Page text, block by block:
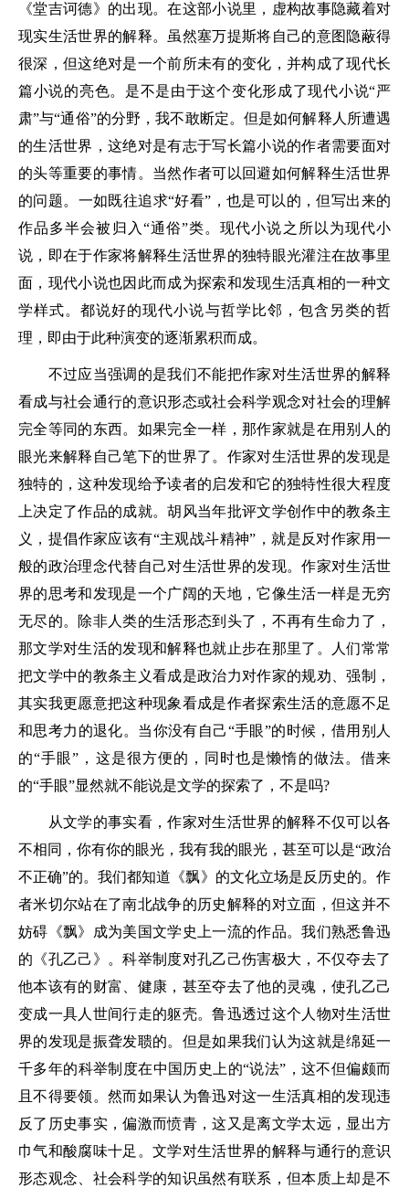
《堂吉诃德》的出现。在这部小说里，虚构故事隐藏着对
现实生活世界的解释。虽然塞万提斯将自己的意图隐蔽得
很深，但这绝对是一个前所未有的变化，并构成了现代长
篇小说的亮色。是不是由于这个变化形成了现代小说“严
肃”与“通俗”的分野，我不敢断定。但是如何解释人所遭遇
的生活世界，这绝对是有志于写长篇小说的作者需要面对
的头等重要的事情。当然作者可以回避如何解释生活世界
的问题。一如既往追求“好看”，也是可以的，但写出来的
作品多半会被归入“通俗”类。现代小说之所以为现代小
说，即在于作家将解释生活世界的独特眼光灌注在故事里
面，现代小说也因此而成为探索和发现生活真相的一种文
学样式。都说好的现代小说与哲学比邻，包含另类的哲
理，即由于此种演变的逐渐累积而成。
不过应当强调的是我们不能把作家对生活世界的解释
看成与社会通行的意识形态或社会科学观念对社会的理解
完全等同的东西。如果完全一样，那作家就是在用别人的
眼光来解释自己笔下的世界了。作家对生活世界的发现是
独特的，这种发现给予读者的启发和它的独特性很大程度
上决定了作品的成就。胡风当年批评文学创作中的教条主
义，提倡作家应该有“主观战斗精神”，就是反对作家用一
般的政治理念代替自己对生活世界的发现。作家对生活世
界的思考和发现是一个广阔的天地，它像生活一样是无穷
无尽的。除非人类的生活形态到头了，不再有生命力了，
那文学对生活的发现和解释也就止步在那里了。人们常常
把文学中的教条主义看成是政治力对作家的规劝、强制，
其实我更愿意把这种现象看成是作者探索生活的意愿不足
和思考力的退化。当你没有自己“手眼”的时候，借用别人
的“手眼”，这是很方便的，同时也是懒惰的做法。借来
的“手眼”显然就不能说是文学的探索了，不是吗?
从文学的事实看，作家对生活世界的解释不仅可以各
不相同，你有你的眼光，我有我的眼光，甚至可以是“政治
不正确”的。我们都知道《飘》的文化立场是反历史的。作
者米切尔站在了南北战争的历史解释的对立面，但这并不
妨碍《飘》成为美国文学史上一流的作品。我们熟悉鲁迅
的《孔乙己》。科举制度对孔乙己伤害极大，不仅夺去了
他本该有的财富、健康，甚至夺去了他的灵魂，使孔乙己
变成一具人世间行走的躯壳。鲁迅透过这个人物对生活世
界的发现是振聋发聩的。但是如果我们认为这就是绵延一
千多年的科举制度在中国历史上的“说法”，这不但偏颇而
且不得要领。然而如果认为鲁迅对这一生活真相的发现违
反了历史事实，偏激而愤青，这又是离文学太远，显出方
巾气和酸腐味十足。文学对生活世界的解释与通行的意识
形态观念、社会科学的知识虽然有联系，但本质上却是不